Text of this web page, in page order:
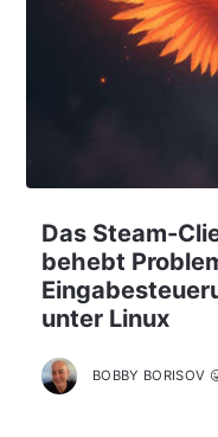
Das Steam-
behebt
unter Linux
BOBBY BORISOV